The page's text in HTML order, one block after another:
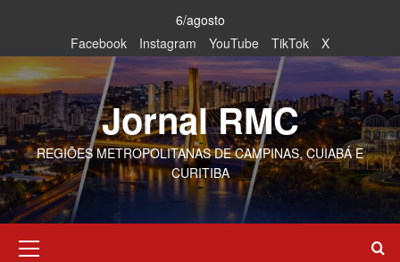
content
6/agosto
Facebook
Instagram YouTube TikTok X
Jornal RMC
REGIÕES METROPOLITANAS DE CAMPINAS, CUIABÁ E
CURITIBA
Menu